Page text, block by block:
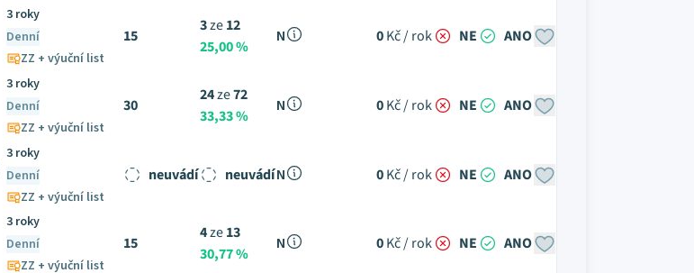
3 roky
Denní
ZZ + výuční list
15
3ze12
25,00 %
N 0Kč / rok NE ANO
3 roky
Denní
ZZ + výuční list
30
24ze72
33,33 %
N 0Kč / rok NE ANO
3 roky
Denní
ZZ + výuční list
neuvádí neuvádíN 0Kč / rok NE ANO
3 roky
Denní
ZZ + výuční list
15
4ze13
30,77 %
N 0Kč / rok NE ANO